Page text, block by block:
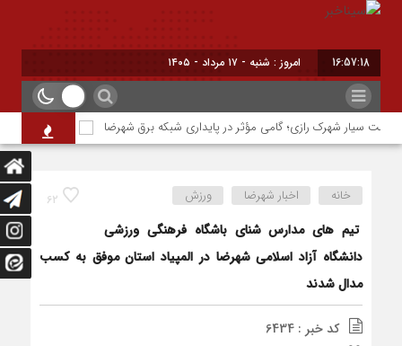
16:57:19 امروز : شنبه - ۱۷ مرداد - ۱۴۰۵
سیار شهرک رازی؛ گامی مؤثر در پایداری شبکه برق شهرضا حسین نوری
62 خانه اخبار شهرضا ورزش
تیم های مدارس شنای باشگاه فرهنگی ورزشی
دانشگاه آزاد اسلامی شهرضا در المپیاد استان موفق به کسب
مدال شدند
کد خبر : 6434